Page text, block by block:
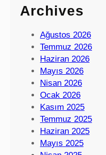
Archives
Ağustos 2026
Temmuz 2026
Haziran 2026
Mayıs 2026
Nisan 2026
Ocak 2026
Kasım 2025
Temmuz 2025
Haziran 2025
Mayıs 2025